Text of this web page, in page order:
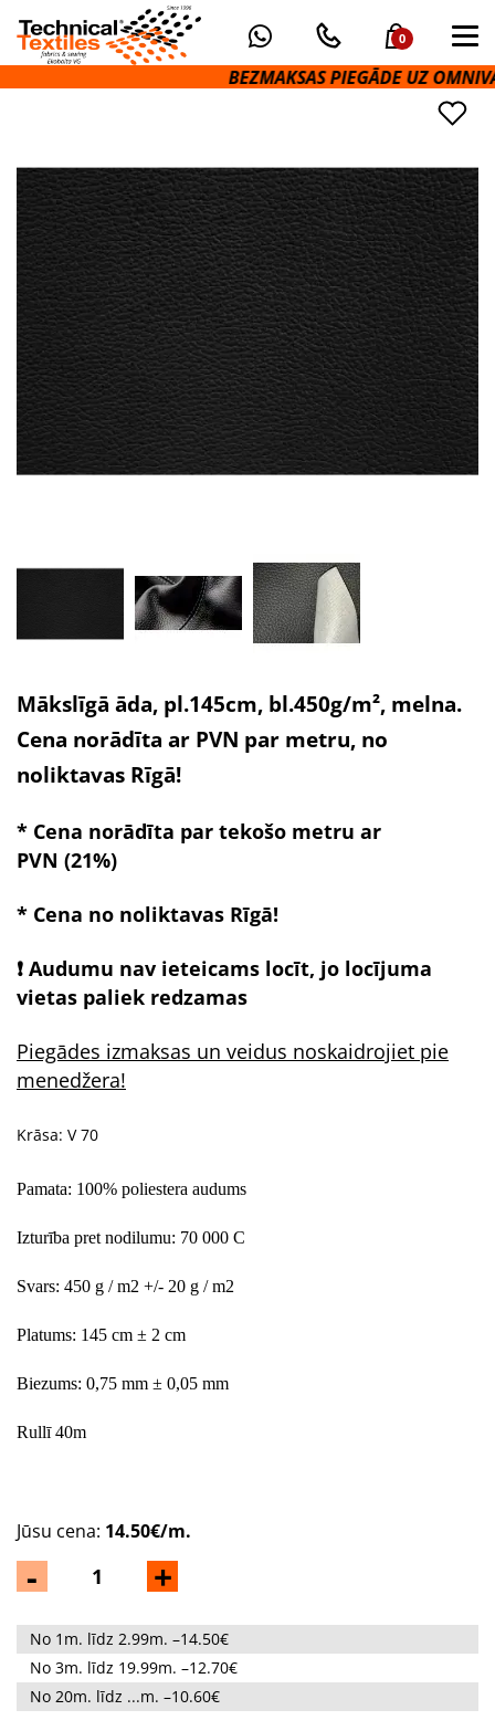
0
BEZMAKSAS PIEGĀDE UZ
Mākslīgā āda, pl.145cm, bl.450g/m², melna.
Cena norādīta ar PVN par metru, no
noliktavas Rīgā!
* Cena norādīta par tekošo metru ar
PVN (21%)
* Cena no noliktavas Rīgā!
❗ Audumu nav ieteicams locīt, jo locījuma
vietas paliek redzamas
Piegādes izmaksas un veidus noskaidrojiet pie
menedžera!
Krāsa: V 70
Pamata: 100% poliestera audums
Izturība pret nodilumu: 70 000 C
Svars: 450 g / m2 +/- 20 g / m2
Platums: 145 cm ± 2 cm
Biezums: 0,75 mm ± 0,05 mm
Rullī 40m
- +
Jūsu cena: 14.50€/m.
No 1m. līdz 2.99m. –14.50€
No 3m. līdz 19.99m. –12.70€
No 20m. līdz ...m. –10.60€